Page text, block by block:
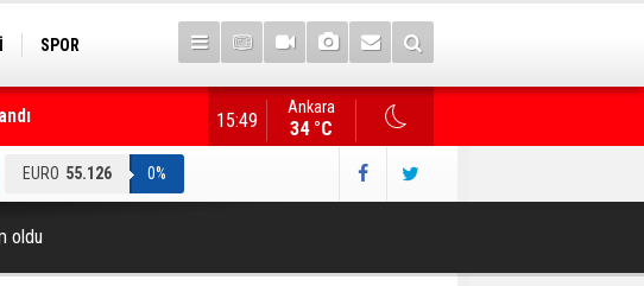
SPOR
Gazete manşetlerinde yeni gün...
Ankara
34 °C
15:49
EURO 55.126 0%
oldu